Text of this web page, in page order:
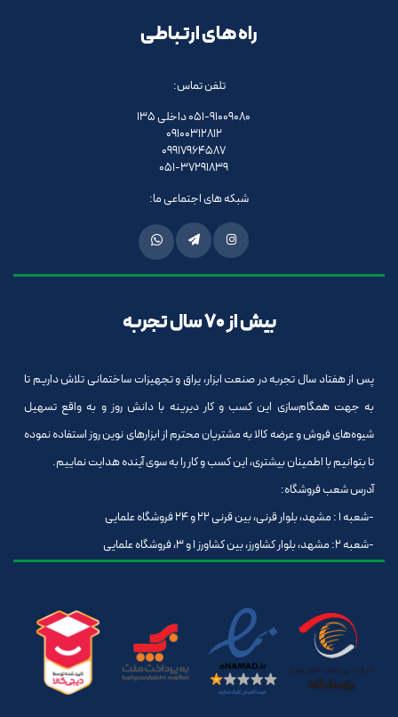
راه های ارتباطی
تلفن تماس:
051-91009080 داخلی 135
09100312812
09917964587
051-37291839
شبکه های اجتماعی ما:
بیش از 70 سال تجربه
پس از هفتاد سال تجربه در صنعت ابزار، یراق و تجهیزات ساختمانی تلاش داریم تا
به جهت همگام‌سازی این کسب و کار دیرینه با دانش روز و به واقع تسهیل
شیوه‌های فروش و عرضه کالا به مشتریان محترم از ابزارهای نوین روز استفاده نموده
تا بتوانیم با اطمینان بیشتری، این کسب و کار را به سوی آینده هدایت نماییم.
آدرس شعب فروشگاه:
-شعبه 1 : مشهد، بلوار قرنی، بین قرنی 22 و 24 فروشگاه علمایی
-شعبه 2: مشهد، بلوار کشاورز، بین کشاورز 1 و 3، فروشگاه علمایی